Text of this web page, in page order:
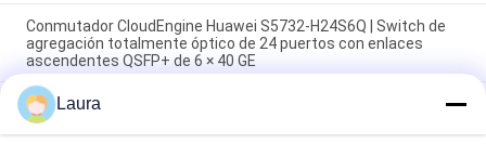
Conmutador CloudEngine Huawei S5732-H24S6Q | Switch de
agregación totalmente óptico de 24 puertos con enlaces
ascendentes QSFP+ de 6 × 40 GE
S5731-S24T4X, conmutador Huawei S5731, 24xGE
RJ45/4x10GE SFP+/sin fuente de alimentación
Laura